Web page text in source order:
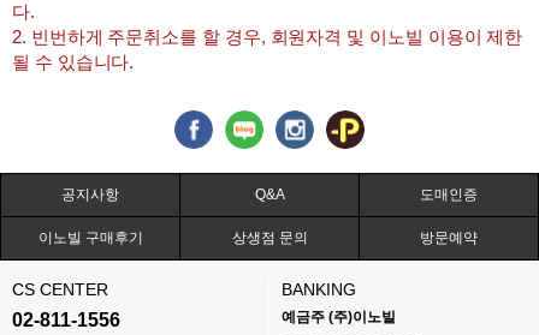
다.
2. 빈번하게 주문취소를 할 경우, 회원자격 및 이노빌 이용이 제한
될 수 있습니다.
공지사항 Q&A 도매인증
이노빌 구매후기 상생점 문의 방문예약
CS CENTER
02-811-1556
BANKING
예금주 (주)이노빌